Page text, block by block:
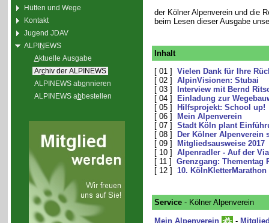
Hütten und Wege
Kontakt
Jugend JDAV
ALPINEWS
Aktuelle Ausgabe
Archiv der ALPINEWS
ALPINEWS abonnieren
ALPINEWS abbestellen
der Kölner Alpenverein und die
beim Lesen dieser Ausgabe
Inhalt
[ 01 ] Vielen Dank für Ihre
[ 02 ] AlpinVisionen: Stubai
[ 03 ]
Interview mit Bernd
[ 04 ]
Einladung zur
[ 05 ]
Hilfsprojekt: School up!
[ 06 ]
Mein Alpenverein
[ 07 ] Stadt Köln plant
[ 08 ]
Der Kölner Alpenverein
[ 09 ]
Mitgliedsausweise 2017
[ 10 ] Alpenradler - Auf der
[ 11 ] Grenzgang: Thementag
[ 12 ] 10.
Service- Kölner Alpenverein
Mein Alpenverein -